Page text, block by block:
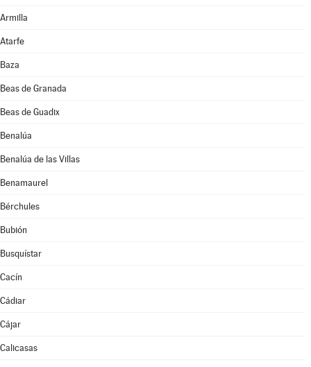
Armilla
Atarfe
Baza
Beas de Granada
Beas de Guadix
Benalúa
Benalúa de las Villas
Benamaurel
Bérchules
Bubión
Busquístar
Cacín
Cádiar
Cájar
Calicasas